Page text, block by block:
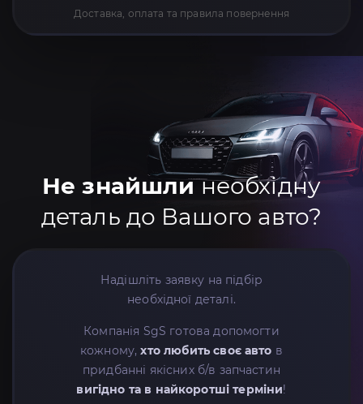
Доставка, оплата та правила повернення
Не знайшлинеобхідну
деталь до Вашого авто?
Надішліть заявку на підбір
необхідної деталі.
Компанія SgS готова допомогти
кожному,хто любить своє авто в
придбанні якісних б/в запчастин
вигідно та в найкоротші терміни!